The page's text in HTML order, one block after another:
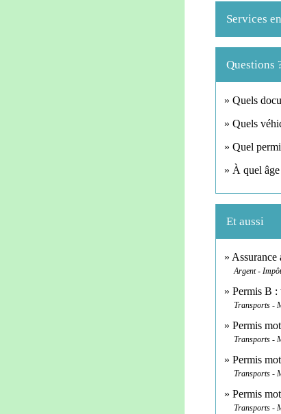
Services
Questions
Quels
Quels
Quel
À quel
Et aussi
Argent -
Permis B :
Transports -
Permis
Transports -
Permis
Transports -
Permis
Transports -